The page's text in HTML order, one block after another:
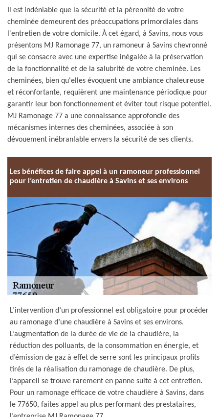
Il est indéniable que la sécurité et la pérennité de votre
cheminée demeurent des préoccupations primordiales dans
l'entretien de votre domicile. À cet égard, à Savins, nous vous
présentons MJ Ramonage 77, un ramoneur à Savins chevronné
qui se consacre avec une expertise inégalée à la préservation
de la fonctionnalité et de la salubrité de votre cheminée. Les
cheminées, bien qu'elles évoquent une ambiance chaleureuse
et réconfortante, requièrent une maintenance périodique pour
garantir leur bon fonctionnement et éviter tout risque potentiel.
MJ Ramonage 77 a une connaissance approfondie des
mécanismes internes des cheminées, associée à son
dévouement inébranlable envers la sécurité de ses clients.
Les bénéfices de faire appel à un ramoneur professionnel
pour l’entretien de chaudière à Savins et ses environs
L’intervention d’un professionnel est obligatoire pour procéder
au ramonage d’une chaudière à Savins et ses environs.
L’augmentation de la durée de vie de la chaudière, la
réduction des polluants, de la consommation en énergie, et
d’émission de gaz à effet de serre sont les principaux profits
tirés de la réalisation du ramonage de chaudière. De plus,
l’appareil se trouve rarement en panne suite à cet entretien.
Pour un ramonage efficace de votre chaudière à Savins, dans
le 77650, faites appel au plus performant des prestataires,